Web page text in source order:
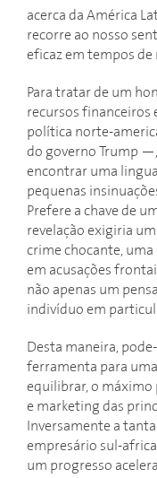
acerca da América
recorre ao nosso
eficaz em tempos de
Para tratar de um
recursos
política norte-
do governo Trump
encontrar uma
pequenas
Prefere a chave de
revelação exigiria
crime chocante,
em acusações
não apenas um
indivíduo em
Desta maneira,
ferramenta para
equilibrar, o máximo
e marketing das
Inversamente a
empresário sul-
um progresso